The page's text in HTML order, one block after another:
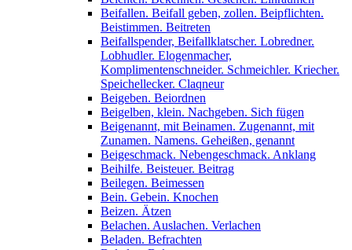
Beifallen. Beifall geben, zollen. Beipflichten.
Beistimmen. Beitreten
Beifallspender, Beifallklatscher. Lobredner.
Lobhudler. Elogenmacher,
Komplimentenschneider. Schmeichler. Kriecher.
Speichellecker. Claqneur
Beigeben. Beiordnen
Beigelben, klein. Nachgeben. Sich fügen
Beigenannt, mit Beinamen. Zugenannt, mit
Zunamen. Namens. Geheißen, genannt
Beigeschmack. Nebengeschmack. Anklang
Beihilfe. Beisteuer. Beitrag
Beilegen. Beimessen
Bein. Gebein. Knochen
Beizen. Ätzen
Belachen. Auslachen. Verlachen
Beladen. Befrachten